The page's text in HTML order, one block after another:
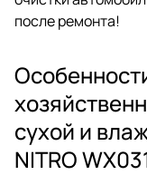
после ремонта!
сухой и
NITRO